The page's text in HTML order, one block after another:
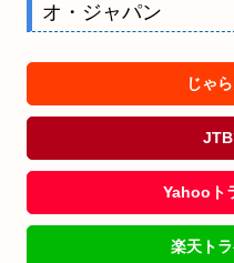
オ・ジャパン
じゃ
Yahooト
楽天ト